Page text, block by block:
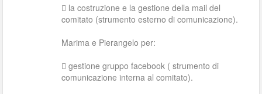
 la costruzione e la gestione della mail del
comitato (strumento esterno di comunicazione).
Marima e Pierangelo per:
 gestione gruppo facebook ( strumento di
comunicazione interna al comitato).